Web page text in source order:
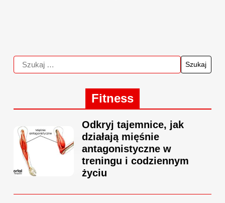
Fitness
Odkryj tajemnice, jak
działają mięśnie
antagonistyczne w
treningu i codziennym
życiu